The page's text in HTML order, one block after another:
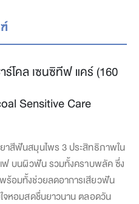
โคล เซนซิทีฟ แคร์ (160
Sensitive Care
สีฟันสมุนไพร 3 ประสิทธิภาพใน
ฟ บนผิวฟัน รวมทั้งคราบพลัค ซึ่ง
ร้อมทั้งช่วยลดอาการเสียวฟัน
ใจหอมสดชื่นยาวนาน ตลอดวัน